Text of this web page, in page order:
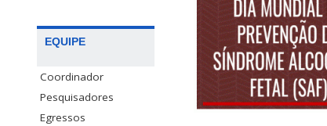
EQUIPE
Coordinador
Pesquisadores
Egressos